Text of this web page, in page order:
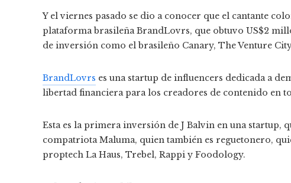
Y el viernes pasado se dio a conocer que el cantante
plataforma brasileña BrandLovrs, que obtuvo US$2
de inversión como el brasileño Canary, The Venture
BrandLovrs es una startup de influencers dedicada a
libertad financiera para los creadores de contenido en
Esta es la primera inversión de J Balvin en una startup,
compatriota Maluma, quien también es reguetonero,
proptech La Haus, Trebel, Rappi y Foodology.